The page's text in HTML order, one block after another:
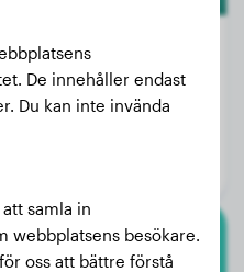
3 kg
De innehåller endast
Du kan inte invända
samla in
webbplatsens besökare.
oss att bättre förstå